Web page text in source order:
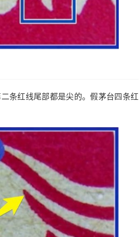
条红线尾部都是尖的。假茅台四条红